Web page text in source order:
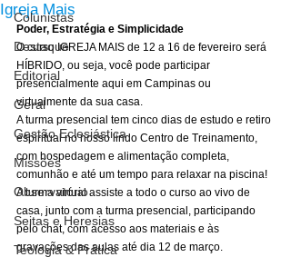
Colunistas
Destaque
Editorial
Geral
Gestão Eclesiástica
Missões
Observatório
Seitas e Heresias
Teologia & Prática
Igreja Mais
Poder, Estratégia e Simplicidade
O curso IGREJA MAIS de 12 a 16 de fevereiro será
HÍBRIDO, ou seja, você pode participar
presencialmente aqui em Campinas ou
virtualmente da sua casa.
A turma presencial tem cinco dias de estudo e retiro
espiritual no nosso lindo Centro de Treinamento,
com hospedagem e alimentação completa,
comunhão e até um tempo para relaxar na piscina!
A turma virtual assiste a todo o curso ao vivo de
casa, junto com a turma presencial, participando
pelo chat, com acesso aos materiais e às
gravações das aulas até dia 12 de março.